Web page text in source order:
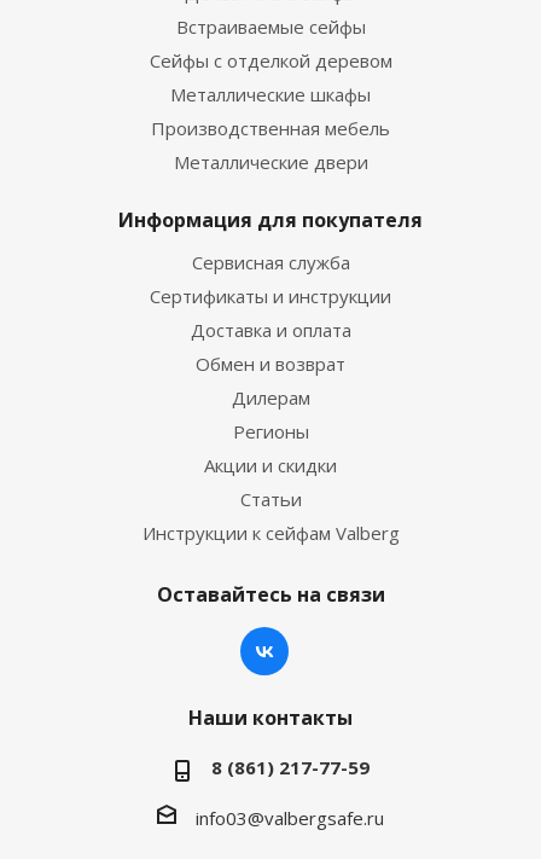
Встраиваемые сейфы
Сейфы с отделкой деревом
Металлические шкафы
Производственная мебель
Металлические двери
Информация для покупателя
Сервисная служба
Сертификаты и инструкции
Доставка и оплата
Обмен и возврат
Дилерам
Регионы
Акции и скидки
Статьи
Инструкции к сейфам Valberg
Оставайтесь на связи
Наши контакты
8 (861) 217-77-59
info03@valbergsafe.ru